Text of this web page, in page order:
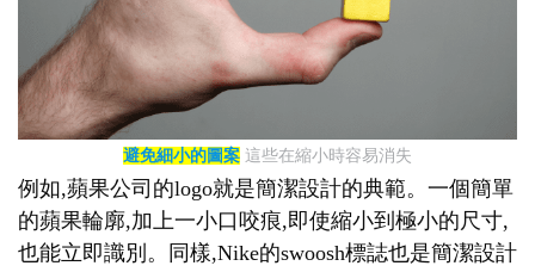
避免細小的圖案 這些在縮小時容易消失
例如,蘋果公司的logo就是簡潔設計的典範。一個簡單
的蘋果輪廓,加上一小口咬痕,即使縮小到極小的尺寸,
也能立即識別。同樣,Nike的swoosh標誌也是簡潔設計